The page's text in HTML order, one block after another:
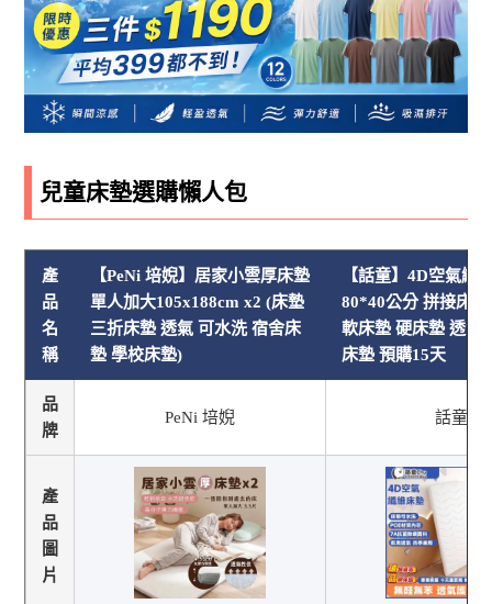
兒童床墊選購懶人包
產
品
名
稱
【PeNi 培婗】居家小雲厚床墊
單人加大105x188cm x2 (床墊
三折床墊 透氣 可水洗 宿舍床
墊 學校床墊)
【話童】4D空氣纖
80*40公分 拼接床
軟床墊 硬床墊 透氣
床墊 預購15天
品
牌
PeNi 培婗 話童
產
品
圖
片